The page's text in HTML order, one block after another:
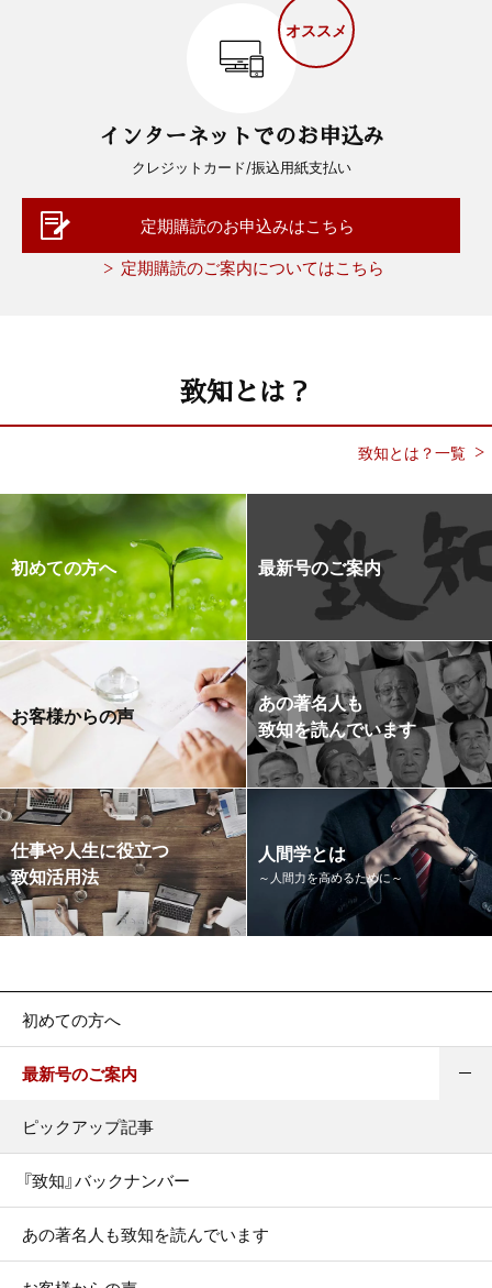
オススメ
インターネットでのお申込み
クレジットカード/振込用紙支払い
定期購読のお申込みはこちら
定期購読のご案内についてはこちら
致知とは？
致知とは？一覧
初めての方へ 最新号のご案内
お客様からの声
あの著名人も
致知を読んでいます
仕事や人生に役立つ
致知活用法
人間学とは
～人間力を高めるために～
初めての方へ
最新号のご案内
ピックアップ記事
『致知』バックナンバー
あの著名人も致知を読んでいます